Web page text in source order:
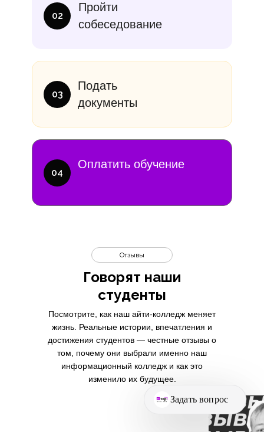
Оплатить обучение
Подать
документы
Пройти
собеседование
02
03
04
Говорят наши
студенты
Отзывы
Посмотрите, как наш айти-колледж меняет
жизнь. Реальные истории, впечатления и
достижения студентов — честные отзывы о
том, почему они выбрали именно наш
информационный колледж и как это
изменило их будущее.